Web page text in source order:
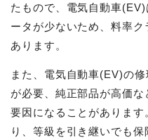
たもので、電気自動車
ータが少ないため、料率
あります。
また、電気自動車(EV)の
が必要、純正部品が高価
要因になることがありま
り、等級を引き継いでも